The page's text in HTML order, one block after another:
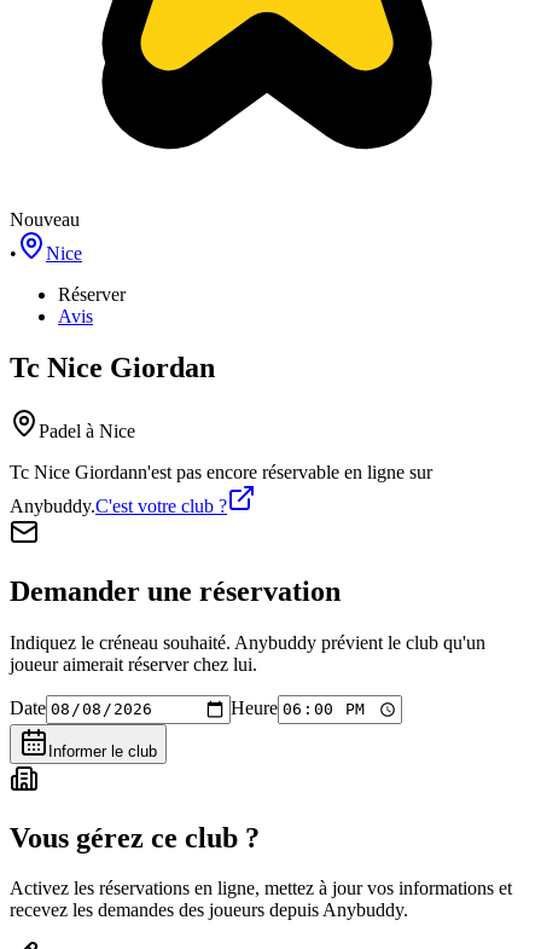
Nouveau
•
Nice
Réserver
Avis
Tc Nice Giordan
Padel à Nice
Tc Nice Giordann'est pas encore réservable en ligne sur
Anybuddy.C'est votre club ?
Demander une réservation
Indiquez le créneau souhaité. Anybuddy prévient le club qu'un
joueur aimerait réserver chez lui.
Date Heure
Informer le club
Vous gérez ce club ?
Activez les réservations en ligne, mettez à jour vos informations et
recevez les demandes des joueurs depuis Anybuddy.